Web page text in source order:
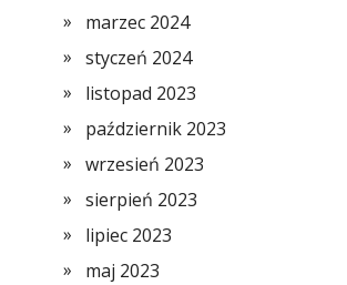
marzec 2024
styczeń 2024
listopad 2023
październik 2023
wrzesień 2023
sierpień 2023
lipiec 2023
maj 2023